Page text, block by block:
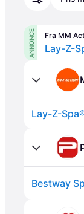
ANNONCE Fra MM
Lay-Z-
Lay-Z-
Bestway